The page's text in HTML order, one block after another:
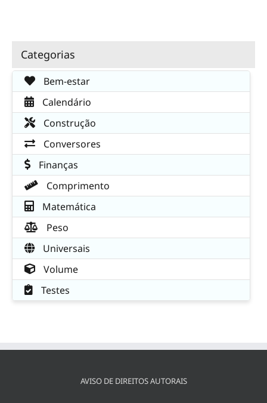
Categorias
Bem-estar
Calendário
Construção
Conversores
Finanças
Comprimento
Matemática
Peso
Universais
Volume
Testes
AVISO DE DIREITOS AUTORAIS